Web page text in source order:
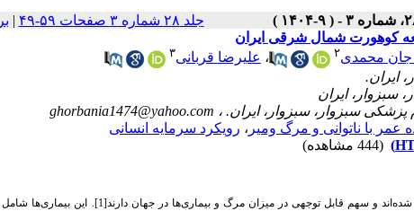
جلد ۲۸ شماره ۳ صفحات ۵۹-۴۹ |
کوهورت شمال شرقی ایران
جان محمدی۲ ، علیرضا قربانی۳
ghorbania1474@yahoo.com
با ناتوانی و مرگ ومیر ، رویکرد سرمایه انسانی
(444 مشاهده)
بیماری‌های غیرواگیر به‌عنوان یکی از چالش‌های عمده سلامت جهانی مطرح شده‌اند و سهم